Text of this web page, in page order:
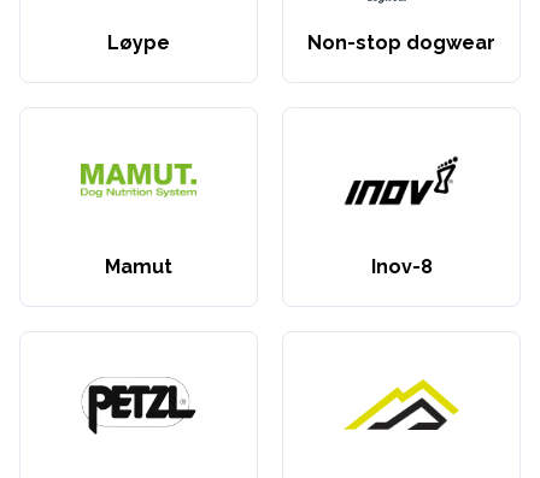
Løype Non-stop dogwear
Mamut Inov-8